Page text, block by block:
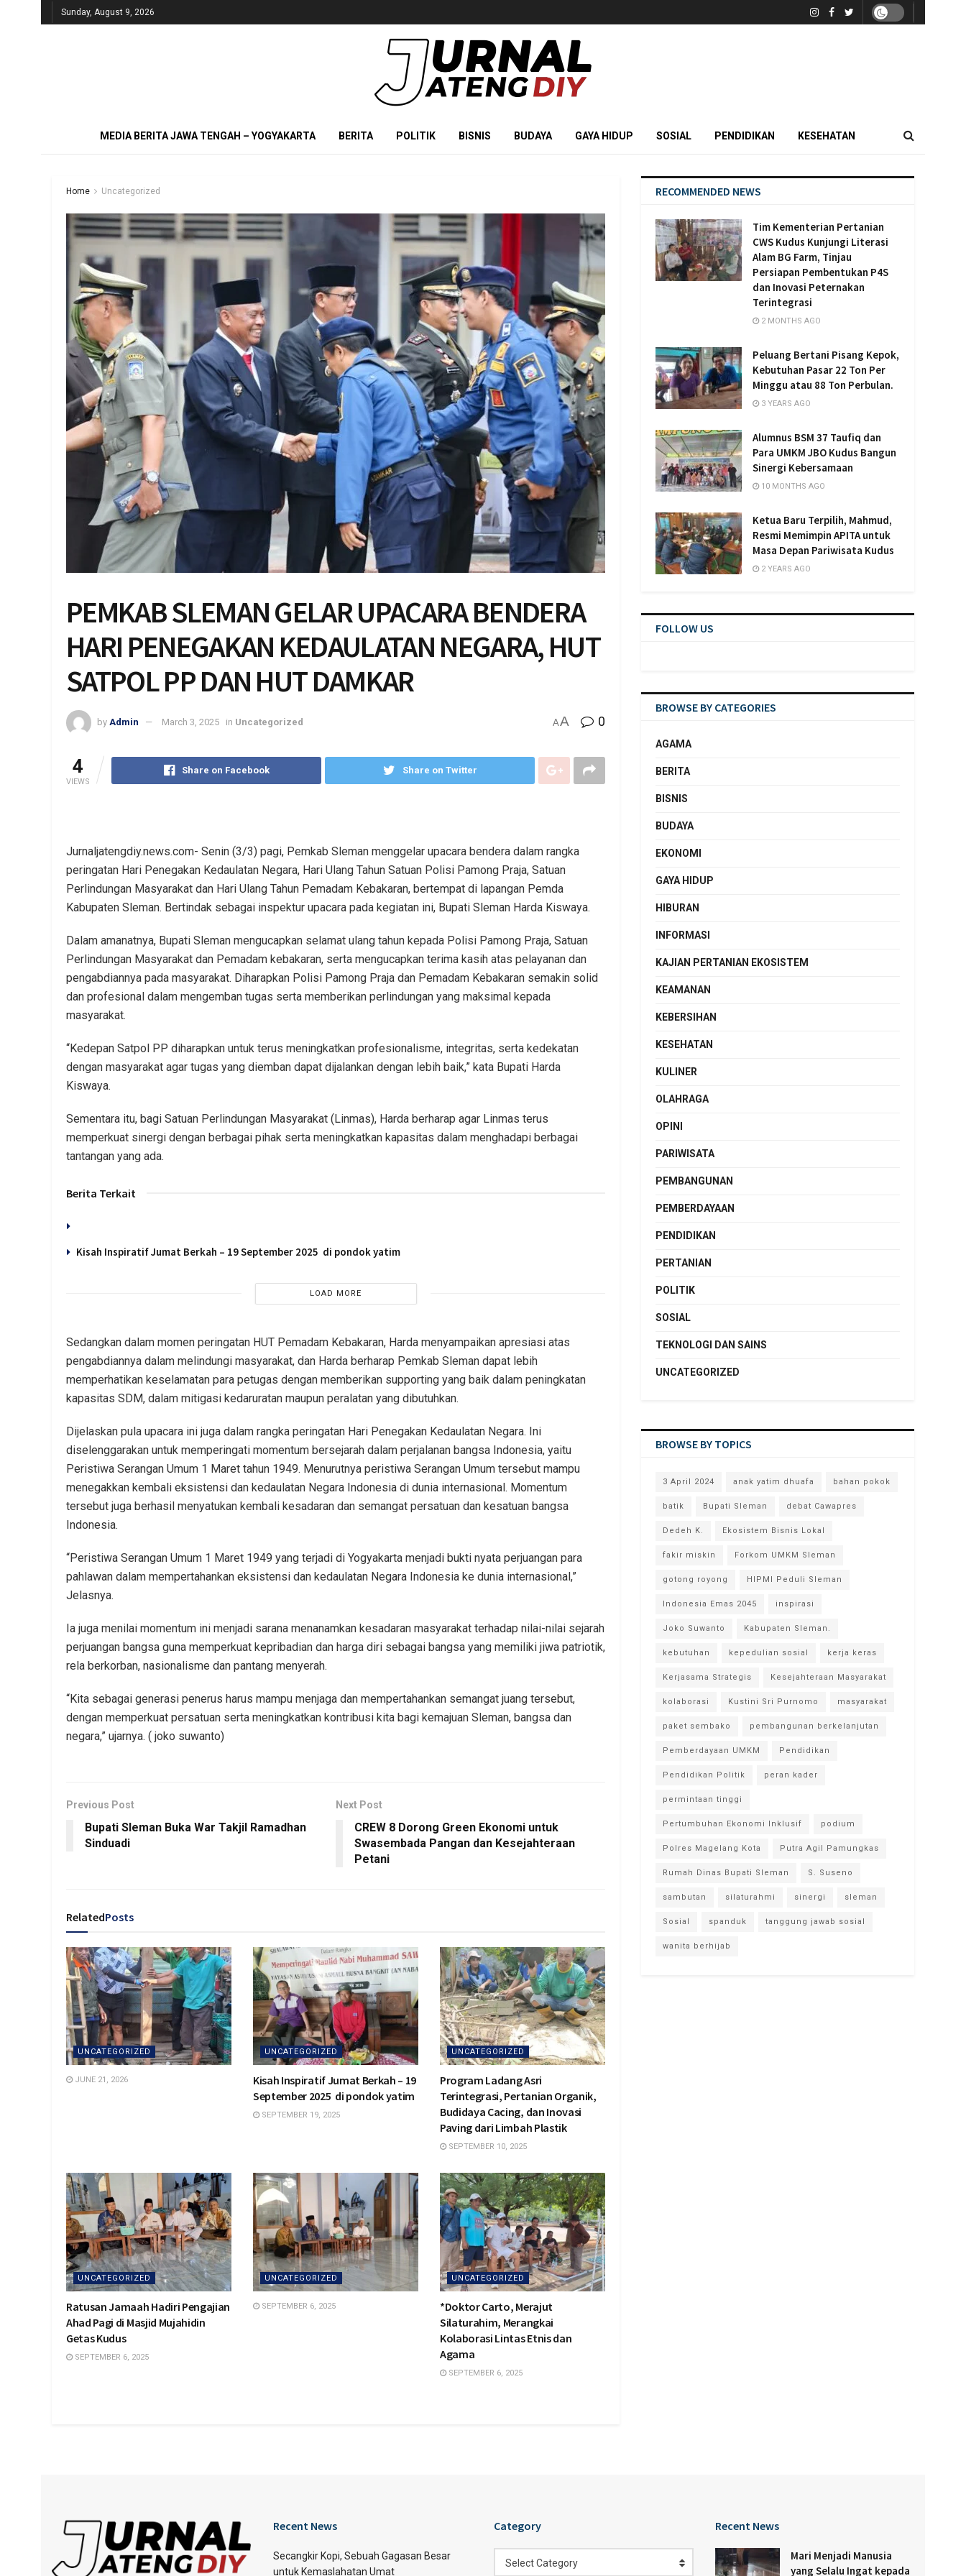
Sunday, August 9, 2026
MEDIA BERITA JAWA TENGAH – YOGYAKARTA BERITA POLITIK BISNIS BUDAYA GAYA HIDUP SOSIAL PENDIDIKAN KESEHATAN
Home Uncategorized
PEMKAB SLEMAN GELAR UPACARA BENDERA
HARI PENEGAKAN KEDAULATAN NEGARA, HUT
SATPOL PP DAN HUT DAMKAR
by Admin March 3, 2025 in Uncategorized AA 0
4
VIEWS
Share on Facebook Share on Twitter
Jurnaljatengdiy.news.com- Senin (3/3) pagi, Pemkab Sleman menggelar upacara bendera dalam rangka
peringatan Hari Penegakan Kedaulatan Negara, Hari Ulang Tahun Satuan Polisi Pamong Praja, Satuan
Perlindungan Masyarakat dan Hari Ulang Tahun Pemadam Kebakaran, bertempat di lapangan Pemda
Kabupaten Sleman. Bertindak sebagai inspektur upacara pada kegiatan ini, Bupati Sleman Harda Kiswaya.
Dalam amanatnya, Bupati Sleman mengucapkan selamat ulang tahun kepada Polisi Pamong Praja, Satuan
Perlindungan Masyarakat dan Pemadam kebakaran, serta mengucapkan terima kasih atas pelayanan dan
pengabdiannya pada masyarakat. Diharapkan Polisi Pamong Praja dan Pemadam Kebakaran semakin solid
dan profesional dalam mengemban tugas serta memberikan perlindungan yang maksimal kepada
masyarakat.
“Kedepan Satpol PP diharapkan untuk terus meningkatkan profesionalisme, integritas, serta kedekatan
dengan masyarakat agar tugas yang diemban dapat dijalankan dengan lebih baik,” kata Bupati Harda
Kiswaya.
Sementara itu, bagi Satuan Perlindungan Masyarakat (Linmas), Harda berharap agar Linmas terus
memperkuat sinergi dengan berbagai pihak serta meningkatkan kapasitas dalam menghadapi berbagai
tantangan yang ada.
Berita Terkait
Kisah Inspiratif Jumat Berkah – 19 September 2025 di pondok yatim
LOAD MORE
Sedangkan dalam momen peringatan HUT Pemadam Kebakaran, Harda menyampaikan apresiasi atas
pengabdiannya dalam melindungi masyarakat, dan Harda berharap Pemkab Sleman dapat lebih
memperhatikan keselamatan para petugas dengan memberikan supporting yang baik dalam peningkatan
kapasitas SDM, dalam mitigasi kedaruratan maupun peralatan yang dibutuhkan.
Dijelaskan pula upacara ini juga dalam rangka peringatan Hari Penegakan Kedaulatan Negara. Ini
diselenggarakan untuk memperingati momentum bersejarah dalam perjalanan bangsa Indonesia, yaitu
Peristiwa Serangan Umum 1 Maret tahun 1949. Menurutnya peristiwa Serangan Umum tersebut mampu
menegakkan kembali eksistensi dan kedaulatan Negara Indonesia di dunia internasional. Momentum
tersebut juga berhasil menyatukan kembali kesadaran dan semangat persatuan dan kesatuan bangsa
Indonesia.
“Peristiwa Serangan Umum 1 Maret 1949 yang terjadi di Yogyakarta menjadi bukti nyata perjuangan para
pahlawan dalam mempertahankan eksistensi dan kedaulatan Negara Indonesia ke dunia internasional,”
Jelasnya.
Ia juga menilai momentum ini menjadi sarana menanamkan kesadaran masyarakat terhadap nilai-nilai sejarah
perjuangan bangsa guna memperkuat kepribadian dan harga diri sebagai bangsa yang memiliki jiwa patriotik,
rela berkorban, nasionalisme dan pantang menyerah.
“Kita sebagai generasi penerus harus mampu menjaga dan mempertahankan semangat juang tersebut,
dengan memperkuat persatuan serta meningkatkan kontribusi kita bagi kemajuan Sleman, bangsa dan
negara,” ujarnya. ( joko suwanto)
Previous Post
Bupati Sleman Buka War Takjil Ramadhan
Sinduadi
Next Post
CREW 8 Dorong Green Ekonomi untuk
Swasembada Pangan dan Kesejahteraan
Petani
RelatedPosts
UNCATEGORIZED
JUNE 21, 2026
UNCATEGORIZED
Kisah Inspiratif Jumat Berkah – 19
September 2025 di pondok yatim
SEPTEMBER 19, 2025
UNCATEGORIZED
Program Ladang Asri
Terintegrasi, Pertanian Organik,
Budidaya Cacing, dan Inovasi
Paving dari Limbah Plastik
SEPTEMBER 10, 2025
UNCATEGORIZED
Ratusan Jamaah Hadiri Pengajian
Ahad Pagi di Masjid Mujahidin
Getas Kudus
SEPTEMBER 6, 2025
UNCATEGORIZED
SEPTEMBER 6, 2025
UNCATEGORIZED
*Doktor Carto, Merajut
Silaturahim, Merangkai
Kolaborasi Lintas Etnis dan
Agama
SEPTEMBER 6, 2025
RECOMMENDED NEWS
Tim Kementerian Pertanian
CWS Kudus Kunjungi Literasi
Alam BG Farm, Tinjau
Persiapan Pembentukan P4S
dan Inovasi Peternakan
Terintegrasi
2 MONTHS AGO
Peluang Bertani Pisang Kepok,
Kebutuhan Pasar 22 Ton Per
Minggu atau 88 Ton Perbulan.
3 YEARS AGO
Alumnus BSM 37 Taufiq dan
Para UMKM JBO Kudus Bangun
Sinergi Kebersamaan
10 MONTHS AGO
Ketua Baru Terpilih, Mahmud,
Resmi Memimpin APITA untuk
Masa Depan Pariwisata Kudus
2 YEARS AGO
FOLLOW US
BROWSE BY CATEGORIES
AGAMA
BERITA
BISNIS
BUDAYA
EKONOMI
GAYA HIDUP
HIBURAN
INFORMASI
KAJIAN PERTANIAN EKOSISTEM
KEAMANAN
KEBERSIHAN
KESEHATAN
KULINER
OLAHRAGA
OPINI
PARIWISATA
PEMBANGUNAN
PEMBERDAYAAN
PENDIDIKAN
PERTANIAN
POLITIK
SOSIAL
TEKNOLOGI DAN SAINS
UNCATEGORIZED
BROWSE BY TOPICS
3 April 2024 anak yatim dhuafa bahan pokok
batik Bupati Sleman debat Cawapres
Dedeh K. Ekosistem Bisnis Lokal
fakir miskin Forkom UMKM Sleman
gotong royong HIPMI Peduli Sleman
Indonesia Emas 2045 inspirasi
Joko Suwanto Kabupaten Sleman.
kebutuhan kepedulian sosial kerja keras
Kerjasama Strategis Kesejahteraan Masyarakat
kolaborasi Kustini Sri Purnomo masyarakat
paket sembako pembangunan berkelanjutan
Pemberdayaan UMKM Pendidikan
Pendidikan Politik peran kader
permintaan tinggi
Pertumbuhan Ekonomi Inklusif podium
Polres Magelang Kota Putra Agil Pamungkas
Rumah Dinas Bupati Sleman S. Suseno
sambutan silaturahmi sinergi sleman
Sosial spanduk tanggung jawab sosial
wanita berhijab
Recent News
Secangkir Kopi, Sebuah Gagasan Besar
untuk Kemaslahatan Umat
Category
Select Category
Recent News
Mari Menjadi Manusia
yang Selalu Ingat kepada